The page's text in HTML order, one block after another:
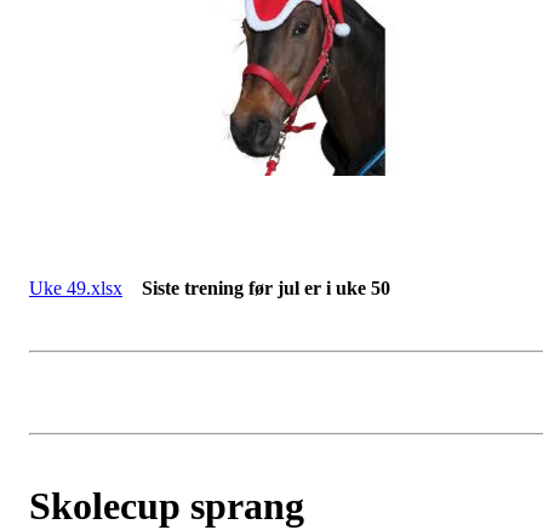
Uke 49.xlsx Siste trening før jul er i uke 50
Skolecup sprang